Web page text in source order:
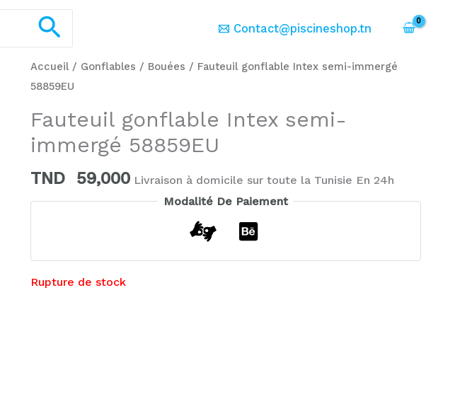
Rechercher Contact@piscineshop.tn
Accueil / Gonflables / Bouées / Fauteuil gonflable Intex semi-immergé
58859EU
Fauteuil gonflable Intex semi-
immergé 58859EU
TND 59,000 Livraison à domicile sur toute la Tunisie En 24h
Modalité De Paiement
Rupture de stock